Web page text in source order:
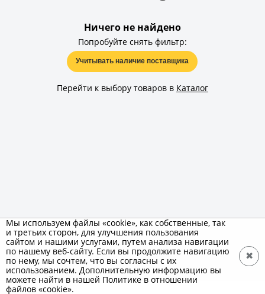
Ничего не найдено
Попробуйте снять фильтр:
Учитывать наличие поставщика
Перейти к выбору товаров в Каталог
Мы используем файлы «cookie», как собственные, так
и третьих сторон, для улучшения пользования
сайтом и нашими услугами, путем анализа навигации
по нашему веб-сайту. Если вы продолжите навигацию
по нему, мы сочтем, что вы согласны с их
использованием. Дополнительную информацию вы
можете найти в нашей Политике в отношении
файлов «cookie».
✖